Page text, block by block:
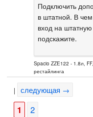
Подключить
в штатной. В
вход на
подскажите.
Spacio ZZE122 - 1.8л,
рестайлинга
| следующая →
1 2